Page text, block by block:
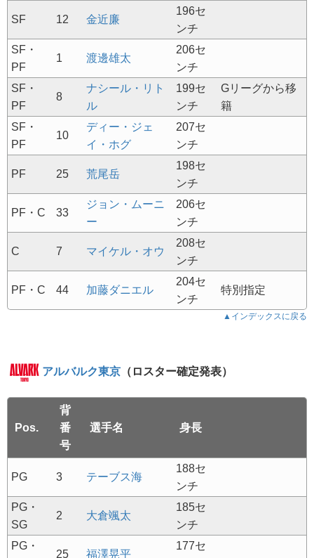
SF 12 金近廉
196セ
ンチ
SF・
PF
1 渡邊雄太
206セ
ンチ
SF・
PF
8
ナシール・リト
ル
199セ
ンチ
Gリーグから移
籍
SF・
PF
10
ディー・ジェ
イ・ホグ
207セ
ンチ
PF 25 荒尾岳
198セ
ンチ
PF・C 33
ジョン・ムーニ
ー
206セ
ンチ
C 7 マイケル・オウ
208セ
ンチ
PF・C 44 加藤ダニエル
204セ
ンチ
特別指定
▲インデックスに戻る
アルバルク東京 （ロスター確定発表）
Pos.
背
番
号
選手名 身長
PG 3 テーブス海
188セ
ンチ
PG・
SG
2 大倉颯太
185セ
ンチ
PG・
25 福澤晃平
177セ